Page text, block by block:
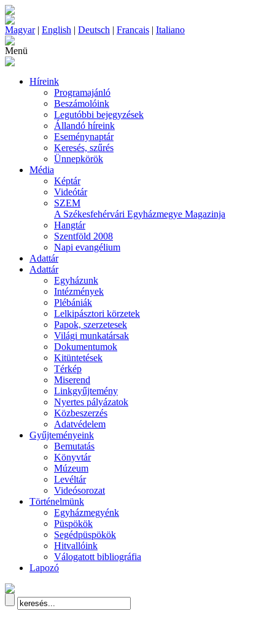
Magyar| English | Deutsch | Francais | Italiano
Menü
Híreink
Programajánló
Beszámolóink
Legutóbbi bejegyzések
Állandó híreink
Eseménynaptár
Keresés, szűrés
Ünnepkörök
Média
Képtár
Videótár
SZEM
A Székesfehérvári Egyházmegye Magazinja
Hangtár
Szentföld 2008
Napi evangélium
Adattár
Adattár
Egyházunk
Intézmények
Plébániák
Lelkipásztori körzetek
Papok, szerzetesek
Világi munkatársak
Dokumentumok
Kitüntetések
Térkép
Miserend
Linkgyűjtemény
Nyertes pályázatok
Közbeszerzés
Adatvédelem
Gyűjteményeink
Bemutatás
Könyvtár
Múzeum
Levéltár
Videósorozat
Történelmünk
Egyházmegyénk
Püspökök
Segédpüspökök
Hitvallóink
Válogatott bibliográfia
Lapozó